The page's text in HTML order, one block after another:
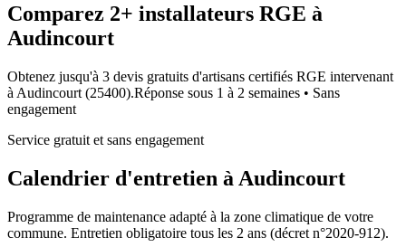
Comparez 2+ installateurs RGE à
Audincourt
Obtenez jusqu'à 3 devis gratuits d'artisans certifiés RGE intervenant
à Audincourt (25400).Réponse sous 1 à 2 semaines • Sans
engagement
Service gratuit et sans engagement
Calendrier d'entretien à Audincourt
Programme de maintenance adapté à la zone climatique de votre
commune. Entretien obligatoire tous les 2 ans (décret n°2020-912).